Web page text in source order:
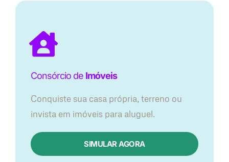
Consórcio de Imóveis
Conquiste sua casa própria, terreno ou
invista em imóveis para aluguel.
SIMULAR AGORA​